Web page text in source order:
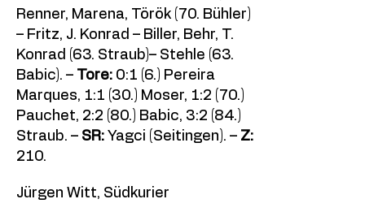
Renner, Marena, Török (70. Bühler)
– Fritz, J. Konrad – Biller, Behr, T.
Konrad (63. Straub)– Stehle (63.
Babic). – Tore: 0:1 (6.) Pereira
Marques, 1:1 (30.) Moser, 1:2 (70.)
Pauchet, 2:2 (80.) Babic, 3:2 (84.)
Straub. – SR:Yagci (Seitingen). – Z:
210.
Jürgen Witt, Südkurier